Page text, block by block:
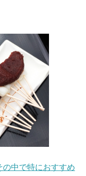
中で特におすすめ